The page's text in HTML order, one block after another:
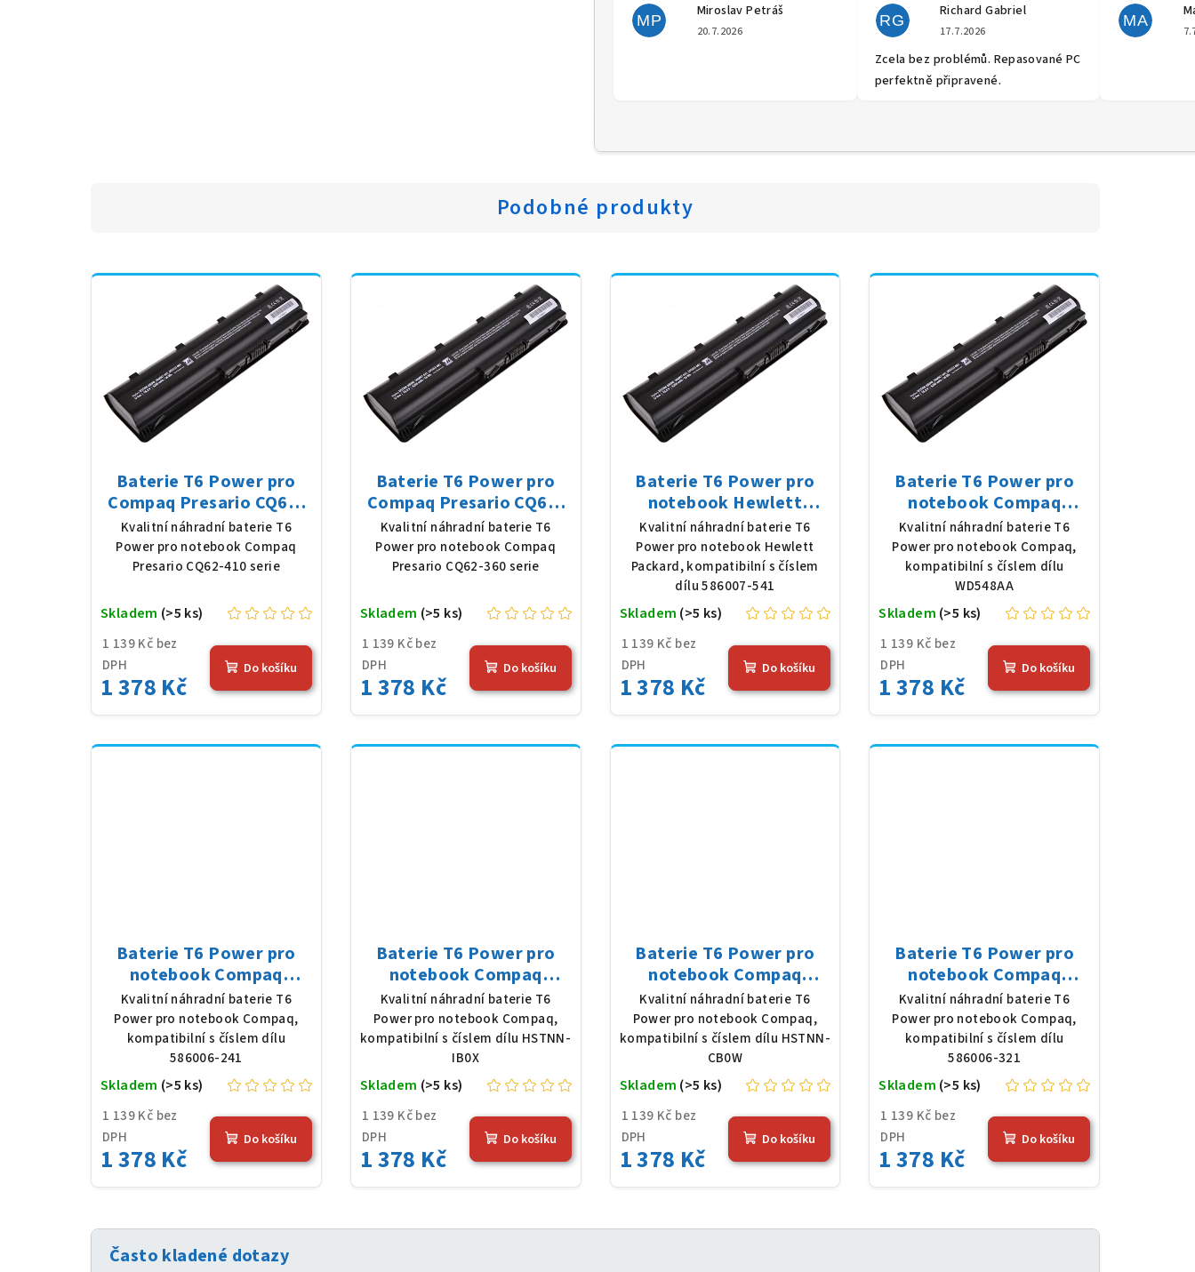
MP
Miroslav Petráš
Hodnocení obchodu je 5 z 5 hvězdiček.
20.7.2026
RG
Richard Gabriel
Hodnocení obchodu je 5 z 5
17.7.2026
Zcela bez problémů. Repasované PC
perfektně připravené.
MA
Podobné produkty
Baterie T6 Power pro
Compaq Presario CQ62-
410 serie, Li-Ion, 10,8 V,
5200 mAh (56 Wh), černá
Kvalitní náhradní baterie T6
Power pro notebook Compaq
Presario CQ62-410 serie
1 139 Kč bez
DPH
1 378 Kč
Skladem (>5 ks)
Do košíku
Baterie T6 Power pro
Compaq Presario CQ62-
360 serie, Li-Ion, 10,8 V,
5200 mAh (56 Wh), černá
Kvalitní náhradní baterie T6
Power pro notebook Compaq
Presario CQ62-360 serie
1 139 Kč bez
DPH
1 378 Kč
Skladem (>5 ks)
Do košíku
Baterie T6 Power pro
notebook Hewlett
Packard 586007-541, Li-
Ion, 10,8 V, 5200 mAh (56
Wh), černá
Kvalitní náhradní baterie T6
Power pro notebook Hewlett
Packard, kompatibilní s číslem
dílu 586007-541
1 139 Kč bez
DPH
1 378 Kč
Skladem (>5 ks)
Do košíku
Baterie T6 Power pro
notebook Compaq
WD548AA, Li-Ion, 10,8 V,
5200 mAh (56 Wh), černá
Kvalitní náhradní baterie T6
Power pro notebook Compaq,
kompatibilní s číslem dílu
WD548AA
1 139 Kč bez
DPH
1 378 Kč
Skladem (>5 ks)
Do košíku
Baterie T6 Power pro
notebook Compaq
586006-241, Li-Ion, 10,8
V, 5200 mAh (56 Wh),
černá
Kvalitní náhradní baterie T6
Power pro notebook Compaq,
kompatibilní s číslem dílu
586006-241
1 139 Kč bez
DPH
1 378 Kč
Skladem (>5 ks)
Do košíku
Baterie T6 Power pro
notebook Compaq
HSTNN-IB0X, Li-Ion, 10,8
V, 5200 mAh (56 Wh),
černá
Kvalitní náhradní baterie T6
Power pro notebook Compaq,
kompatibilní s číslem dílu HSTNN-
IB0X
1 139 Kč bez
DPH
1 378 Kč
Skladem (>5 ks)
Do košíku
Baterie T6 Power pro
notebook Compaq
HSTNN-CB0W, Li-Ion,
10,8 V, 5200 mAh (56 Wh),
černá
Kvalitní náhradní baterie T6
Power pro notebook Compaq,
kompatibilní s číslem dílu HSTNN-
CB0W
1 139 Kč bez
DPH
1 378 Kč
Skladem (>5 ks)
Do košíku
Baterie T6 Power pro
notebook Compaq
586006-321, Li-Ion, 10,8
V, 5200 mAh (56 Wh),
černá
Kvalitní náhradní baterie T6
Power pro notebook Compaq,
kompatibilní s číslem dílu
586006-321
1 139 Kč bez
DPH
1 378 Kč
Skladem (>5 ks)
Do košíku
Často kladené dotazy